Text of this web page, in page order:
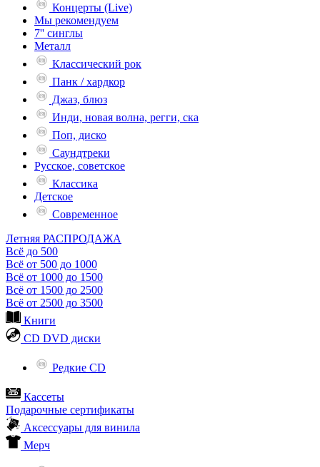
Концерты (Live)
Мы рекомендуем
7'' синглы
Металл
Классический рок
Панк / хардкор
Джаз, блюз
Инди, новая волна, регги, ска
Поп, диско
Саундтреки
Русское, советское
Классика
Детское
Современное
Летняя РАСПРОДАЖА
Всё до 500
Всё от 500 до 1000
Всё от 1000 до 1500
Всё от 1500 до 2500
Всё от 2500 до 3500
Книги
CD DVD диски
Редкие CD
Кассеты
Подарочные сертификаты
Аксессуары для винила
Мерч